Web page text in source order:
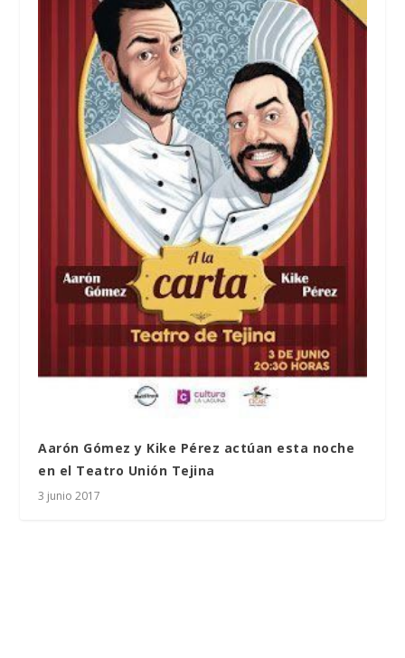
Aarón Gómez y Kike Pérez actúan esta noche
en el Teatro Unión Tejina
3 junio 2017